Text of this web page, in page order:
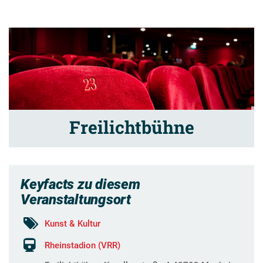
Freilichtbühne
Keyfacts zu diesem
Veranstaltungsort
Kunst & Kultur
Rheinstadion (VRR)